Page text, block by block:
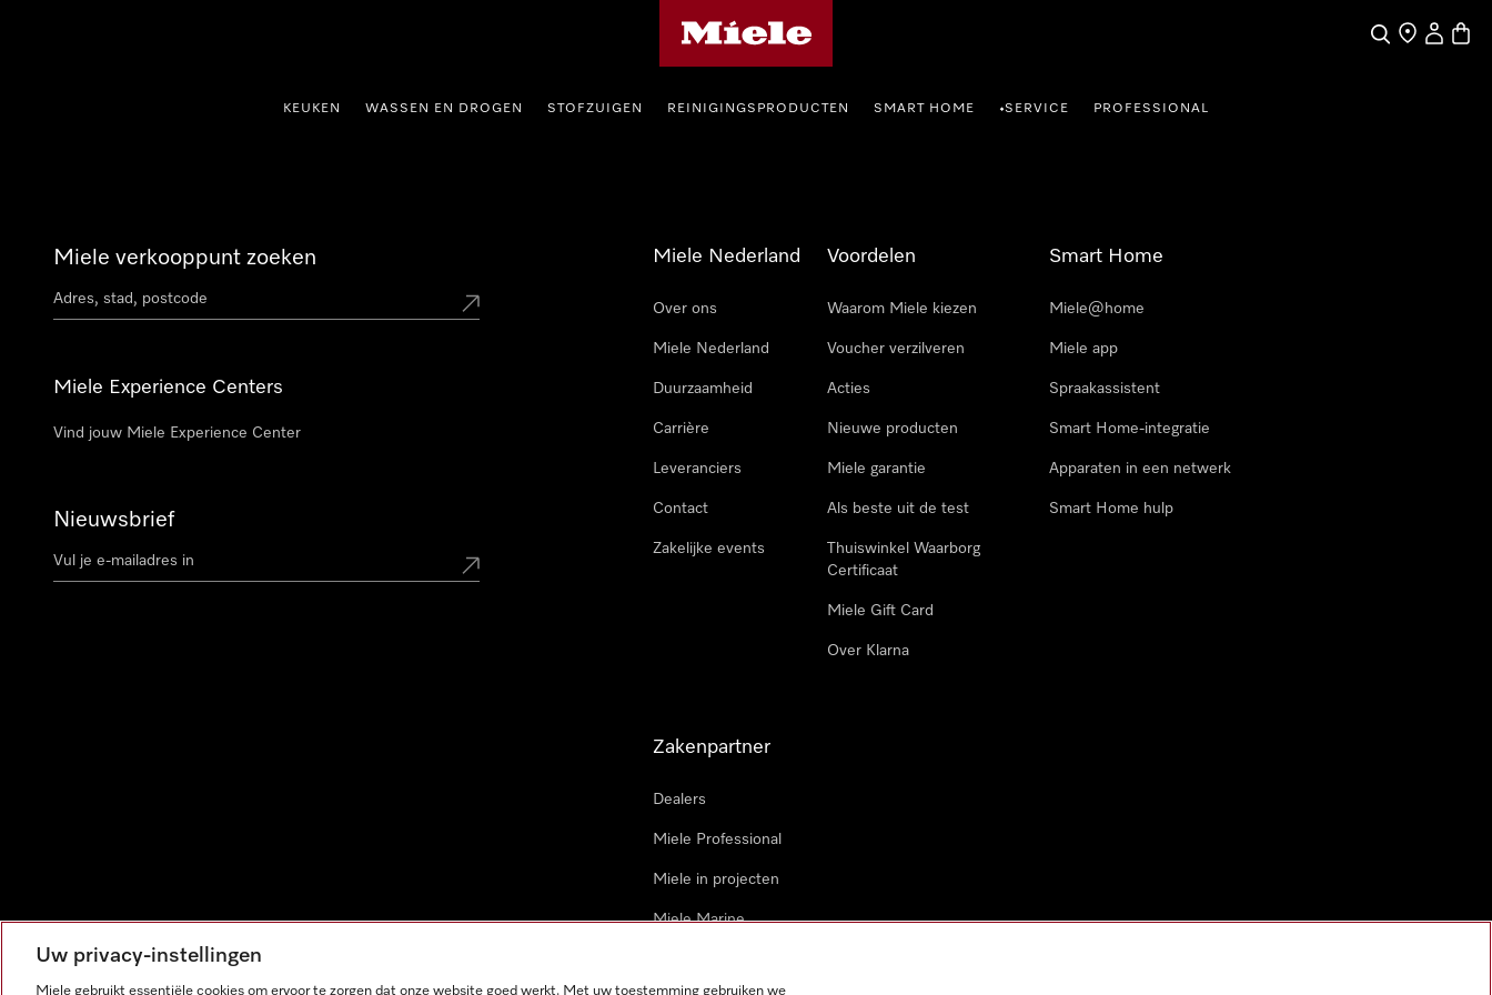
Wat zoek je?
Dealer zoeken
Mijn
KEUKEN WASSEN EN DROGEN STOFZUIGEN REINIGINGSPRODUCTEN SMART HOME •SERVICE PROFESSIONAL
Miele verkooppunt zoeken
Miele Experience Centers
Vind jouw Miele Experience Center
Nieuwsbrief
Miele Nederland
Over ons
Miele Nederland
Duurzaamheid
Carrière
Leveranciers
Contact
Zakelijke events
Voordelen
Waarom Miele kiezen
Voucher verzilveren
Acties
Nieuwe producten
Miele garantie
Als beste uit de test
Thuiswinkel Waarborg
Certificaat
Miele Gift Card
Over Klarna
Smart Home
Miele@home
Miele app
Spraakassistent
Smart Home-integratie
Apparaten in een netwerk
Smart Home hulp
Zakenpartner
Dealers
Miele Professional
Miele in projecten
Miele Marine
Uw privacy-instellingen
Miele gebruikt essentiële cookies om ervoor te zorgen dat onze website goed werkt. Met uw toestemming gebruiken we